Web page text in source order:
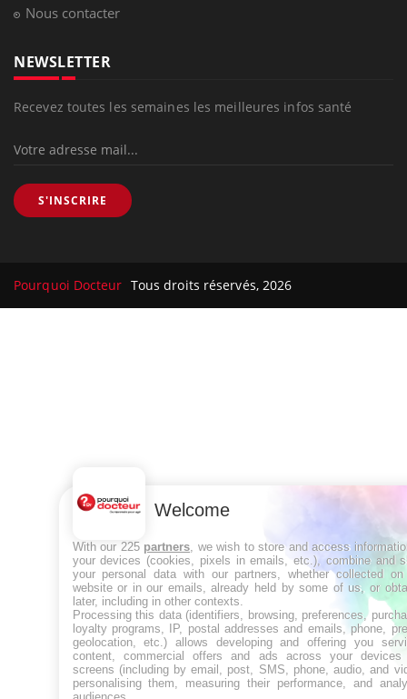
Nous contacter
NEWSLETTER
Recevez toutes les semaines les meilleures infos santé
S'INSCRIRE
Pourquoi Docteur Tous droits réservés, 2026
Welcome
With our 225 partners , we wish to store and access
your devices (cookies, pixels in emails, etc.), combine and
your personal data with our partners, whether collected
website or in our emails, already held by some of us, or
later, including in other contexts.
Processing this data (identifiers, browsing, preferences,
loyalty programs, IP, postal addresses and emails, phone,
geolocation, etc.) allows developing and offering you
content, commercial offers and ads across your devices
screens (including by email, post, SMS, phone, audio, and
personalising them, measuring their performance, and
audiences.